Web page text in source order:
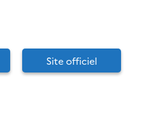
Site officiel